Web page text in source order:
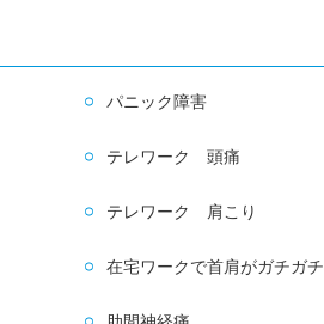
パニック障害
テレワーク 頭痛
テレワーク 肩こり
在宅ワークで首肩がガチガチ